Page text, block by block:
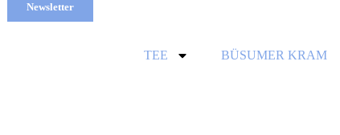
Newsletter
TEE BÜSUMER KRAM